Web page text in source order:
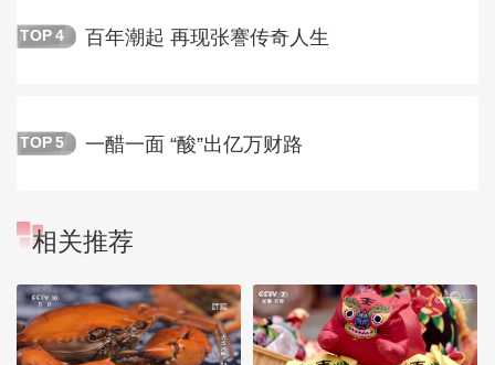
TOP 4 百年潮起 再现张謇传奇人生
TOP 5 一醋一面 “酸”出亿万财路
相关推荐